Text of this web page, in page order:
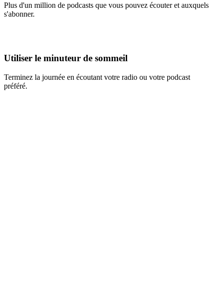
Plus d'un million de podcasts que vous pouvez écouter et auxquels
s'abonner.
Utiliser le minuteur de sommeil
Terminez la journée en écoutant votre radio ou votre podcast
préféré.